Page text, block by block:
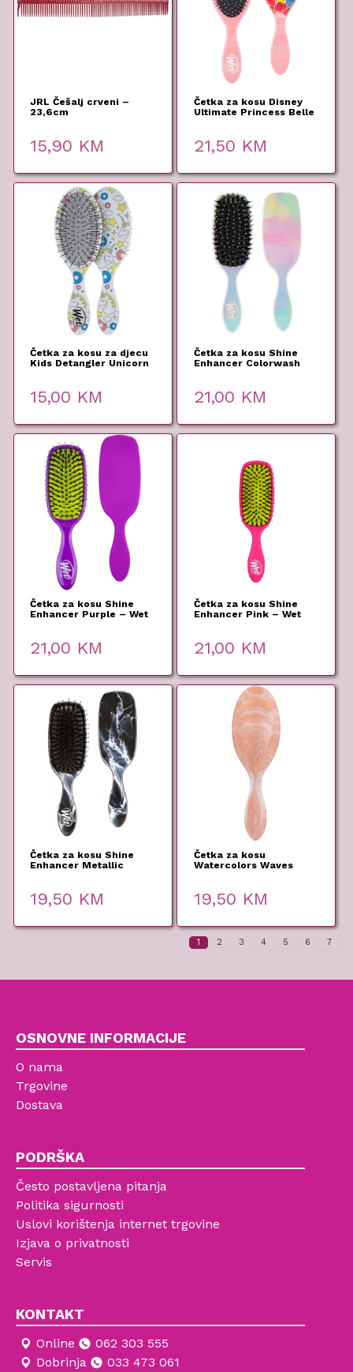
JRL Češalj crveni –
23,6cm
15,90 KM
Četka za kosu Disney
Ultimate Princess Belle
21,50 KM
Četka za kosu za djecu
Kids Detangler Unicorn
15,00 KM
Četka za kosu Shine
Enhancer Colorwash
21,00 KM
Četka za kosu Shine
Enhancer Purple – Wet
21,00 KM
Četka za kosu Shine
Enhancer Pink – Wet
21,00 KM
Četka za kosu Shine
Enhancer Metallic
19,50 KM
Četka za kosu
Watercolors Waves
19,50 KM
1 2 3 4 5 6 7
OSNOVNE INFORMACIJE
O nama
Trgovine
Dostava
PODRŠKA
Često postavljena pitanja
Politika sigurnosti
Uslovi korištenja internet trgovine
Izjava o privatnosti
Servis
KONTAKT
Online
062 303 555
Dobrinja
033 473 061